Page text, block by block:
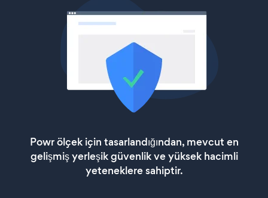
Powr ölçek için tasarlandığından, mevcut en
gelişmiş yerleşik güvenlik ve yüksek hacimli
yeteneklere sahiptir.